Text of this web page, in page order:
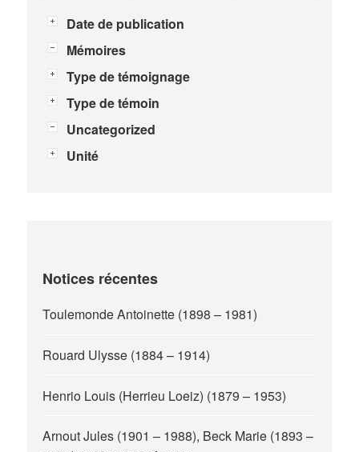
Date de publication
Mémoires
Type de témoignage
Type de témoin
Uncategorized
Unité
Notices récentes
Toulemonde Antoinette (1898 – 1981)
Rouard Ulysse (1884 – 1914)
Henrio Louis (Herrieu Loeiz) (1879 – 1953)
Arnout Jules (1901 – 1988), Beck Marie (1893 –